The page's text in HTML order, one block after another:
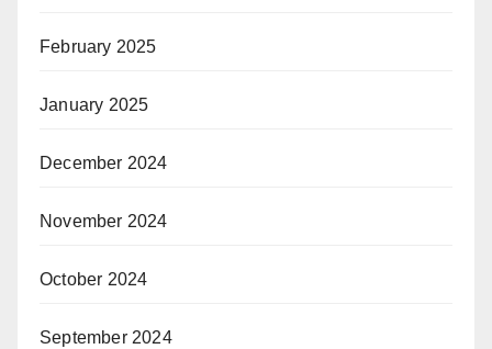
February 2025
January 2025
December 2024
November 2024
October 2024
September 2024